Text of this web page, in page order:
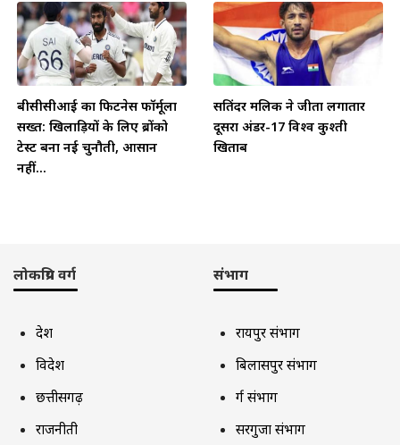
बीसीसीआई का फिटनेस फॉर्मूला
सख्त: खिलाड़ियों के लिए ब्रोंको
टेस्ट बना नई चुनौती, आसान
नहीं...
सतिंदर मलिक ने जीता लगातार
दूसरा अंडर-17 विश्व कुश्ती
खिताब
लोकप्रिय वर्ग
देश
विदेश
छत्तीसगढ़
राजनीती
संभाग
रायपुर संभाग
बिलासपुर संभाग
दुर्ग संभाग
सरगुजा संभाग